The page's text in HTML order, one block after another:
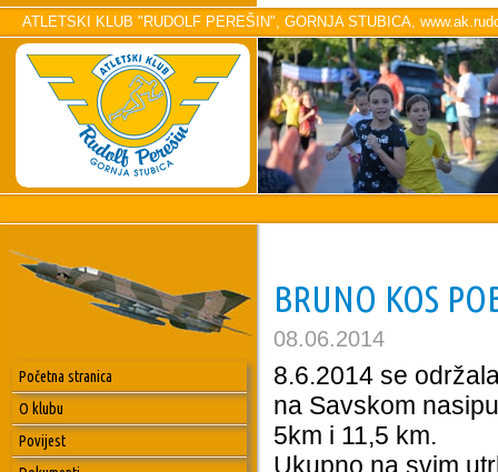
ATLETSKI KLUB "RUDOLF PEREŠIN", GORNJA STUBICA,
Početna stranica
O klubu
Povijest
BRUNO KOS
08.06.2014
8.6.2014 se
na Savskom
5km i 11,5 km.
Ukupno na svim